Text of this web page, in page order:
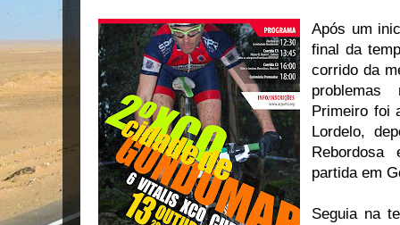
Após um
final da
corrido da
Primeiro foi
Lordelo,
partida em
Seguia na